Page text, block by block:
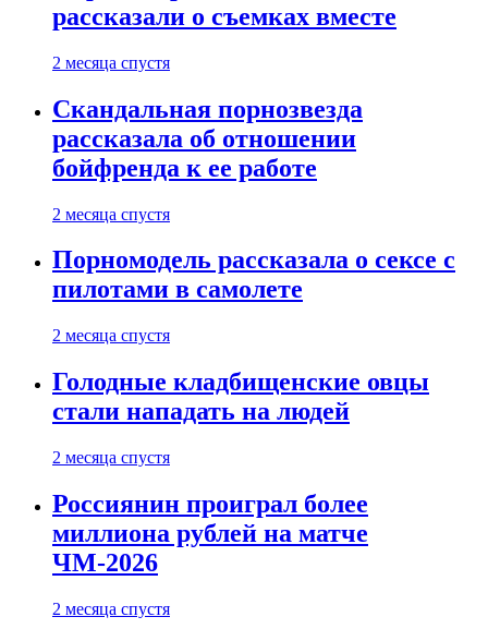
рассказали о съемках вместе
2 месяца спустя
Скандальная порнозвезда
рассказала об отношении
бойфренда к ее работе
2 месяца спустя
Порномодель рассказала о сексе с
пилотами в самолете
2 месяца спустя
Голодные кладбищенские овцы
стали нападать на людей
2 месяца спустя
Россиянин проиграл более
миллиона рублей на матче
ЧМ-2026
2 месяца спустя